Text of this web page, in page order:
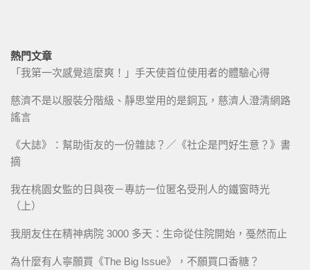
熱門文章
「我第一次感覺這麼爽！」手天使首位使用者的體驗心得
慈濟不是以服裝分階級、靜思堂用的是銅瓦，慈濟人澄清網路
謠言
《大誌》：幫助街友的一份雜誌？／《社企是門好生意？》書
摘
我在桃園女監的日與夜－專訪一位匿名受刑人的鐵窗時光
（上）
我朋友住在精神病院 3000 多天：生命從住院開始，戞然而止
為什麼有人寧願買《The Big Issue》，不願買口香糖？